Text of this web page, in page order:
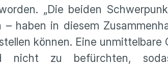
„Die beiden
haben in diesem
können. Eine unmittelbare
zu befürchten,